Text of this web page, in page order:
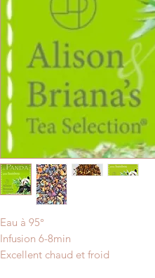
Eau à 95°
Infusion 6-8min
Excellent chaud et froid